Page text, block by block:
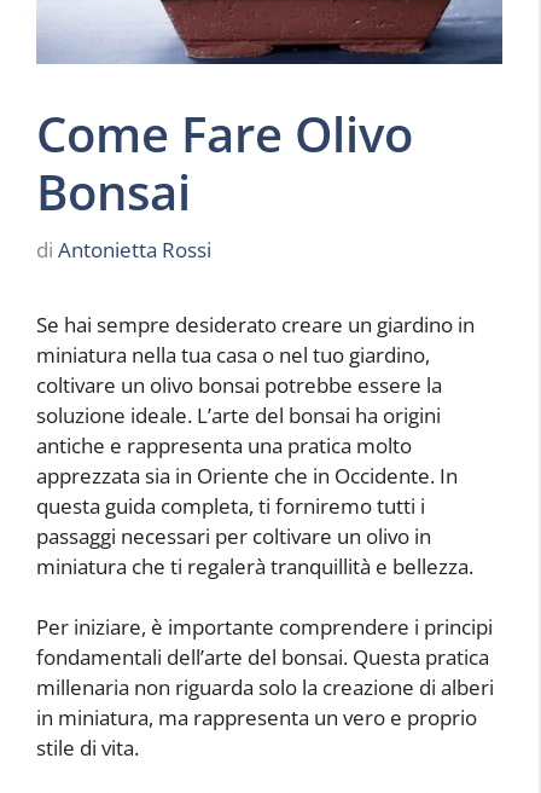
Come Fare Olivo
Bonsai
di Antonietta Rossi
Se hai sempre desiderato creare un giardino in
miniatura nella tua casa o nel tuo giardino,
coltivare un olivo bonsai potrebbe essere la
soluzione ideale. L’arte del bonsai ha origini
antiche e rappresenta una pratica molto
apprezzata sia in Oriente che in Occidente. In
questa guida completa, ti forniremo tutti i
passaggi necessari per coltivare un olivo in
miniatura che ti regalerà tranquillità e bellezza.
Per iniziare, è importante comprendere i principi
fondamentali dell’arte del bonsai. Questa pratica
millenaria non riguarda solo la creazione di alberi
in miniatura, ma rappresenta un vero e proprio
stile di vita.